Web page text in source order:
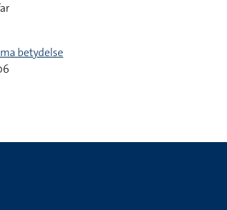
betydelse